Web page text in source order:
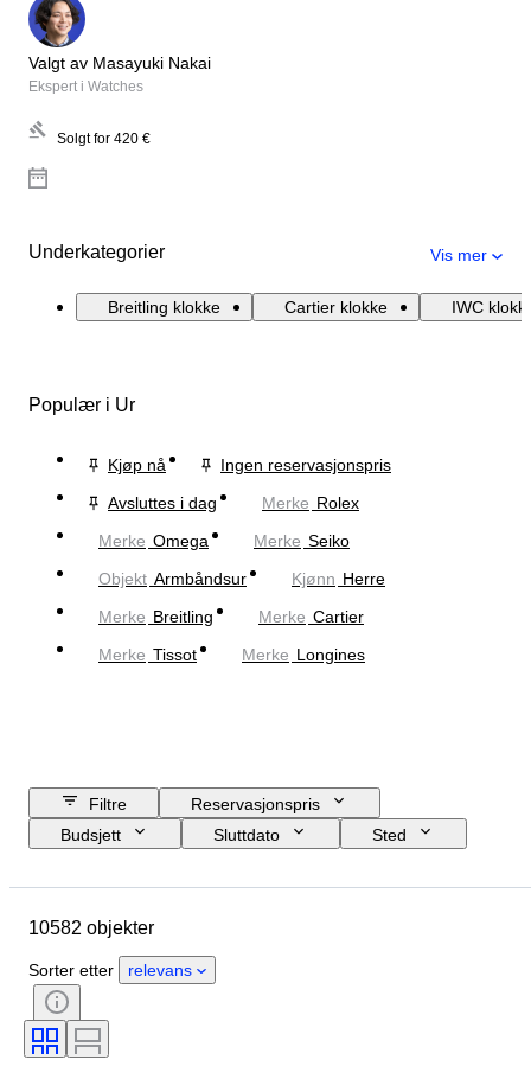
Valgt av Masayuki Nakai
Ekspert i Watches
Solgt for 420 €
Underkategorier Vis mer
Breitling klokke Cartier klokke IWC
Populær i Ur
Kjøp nå
Ingen reservasjonspris
Avsluttes i dag
Merke Rolex
Merke Omega Merke Seiko
Objekt Armbåndsur Kjønn Herre
Merke Breitling Merke Cartier
Merke Tissot Merke Longines
Filtre
Reservasjonspris
Budsjett
Sluttdato
Sted
Opprinnelsesland
Tilstand
Sertifisering
Utgave nr
Urverk
10582 objekter
Sorter etter relevans